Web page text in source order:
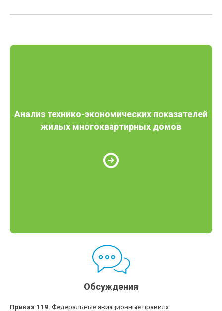
Анализ технико-экономических показателей
жилых многоквартирных домов
Обсуждения
Приказ 119. Федеральные авиационные правила